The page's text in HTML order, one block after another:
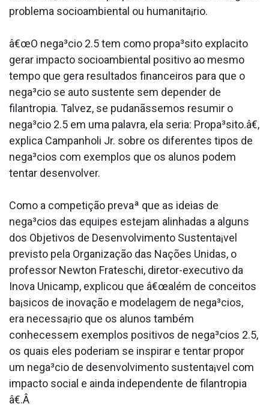
problema socioambiental ou humanita¡rio.
â€œO nega³cio 2.5 tem como propa³sito expla­cito
gerar impacto socioambiental positivo ao mesmo
tempo que gera resultados financeiros para que o
nega³cio se auto sustente sem depender de
filantropia. Talvez, se pudanãssemos resumir o
nega³cio 2.5 em uma palavra, ela seria: Propa³sito.â€,
explica Campanholi Jr. sobre os diferentes tipos de
nega³cios com exemplos que os alunos podem
tentar desenvolver.
Como a competição prevaª que as ideias de
nega³cios das equipes estejam alinhadas a alguns
dos Objetivos de Desenvolvimento Sustenta¡vel
previsto pela Organização das Nações Unidas, o
professor Newton Frateschi, diretor-executivo da
Inova Unicamp, explicou que â€œalém de conceitos
ba¡sicos de inovação e modelagem de nega³cios,
era necessa¡rio que os alunos também
conhecessem exemplos positivos de nega³cios 2.5,
os quais eles poderiam se inspirar e tentar propor
um nega³cio de desenvolvimento sustenta¡vel com
impacto social e ainda independente de filantropia
â€.Â